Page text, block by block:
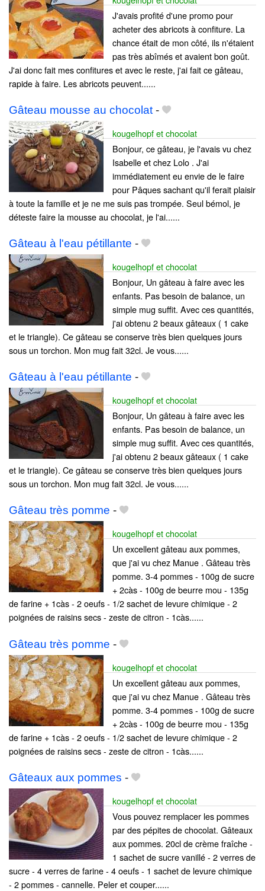
J'avais profité d'une promo pour
acheter des abricots à confiture. La
chance était de mon côté, ils n'étaient
pas très abîmés et avaient bon goût.
J'ai donc fait mes confitures et avec le reste, j'ai fait ce gâteau,
rapide à faire. Les abricots peuvent......
Gâteau mousse au chocolat -
kougelhopf et chocolat
Bonjour, ce gâteau, je l'avais vu chez
Isabelle et chez Lolo . J'ai
immédiatement eu envie de le faire
pour Pâques sachant qu'il ferait plaisir
à toute la famille et je ne me suis pas trompée. Seul bémol, je
déteste faire la mousse au chocolat, je l'ai......
Gâteau à l'eau pétillante -
kougelhopf et chocolat
Bonjour, Un gâteau à faire avec les
enfants. Pas besoin de balance, un
simple mug suffit. Avec ces quantités,
j'ai obtenu 2 beaux gâteaux ( 1 cake
et le triangle). Ce gâteau se conserve très bien quelques jours
sous un torchon. Mon mug fait 32cl. Je vous......
Gâteau à l'eau pétillante -
kougelhopf et chocolat
Bonjour, Un gâteau à faire avec les
enfants. Pas besoin de balance, un
simple mug suffit. Avec ces quantités,
j'ai obtenu 2 beaux gâteaux ( 1 cake
et le triangle). Ce gâteau se conserve très bien quelques jours
sous un torchon. Mon mug fait 32cl. Je vous......
Gâteau très pomme -
kougelhopf et chocolat
Un excellent gâteau aux pommes,
que j'ai vu chez Manue . Gâteau très
pomme. 3-4 pommes - 100g de sucre
+ 2càs - 100g de beurre mou - 135g
de farine + 1càs - 2 oeufs - 1/2 sachet de levure chimique - 2
poignées de raisins secs - zeste de citron - 1càs......
Gâteau très pomme -
kougelhopf et chocolat
Un excellent gâteau aux pommes,
que j'ai vu chez Manue . Gâteau très
pomme. 3-4 pommes - 100g de sucre
+ 2càs - 100g de beurre mou - 135g
de farine + 1càs - 2 oeufs - 1/2 sachet de levure chimique - 2
poignées de raisins secs - zeste de citron - 1càs......
Gâteaux aux pommes -
kougelhopf et chocolat
Vous pouvez remplacer les pommes
par des pépites de chocolat. Gâteaux
aux pommes. 20cl de crème fraîche -
1 sachet de sucre vanillé - 2 verres de
sucre - 4 verres de farine - 4 oeufs - 1 sachet de levure chimique
- 2 pommes - cannelle. Peler et couper......